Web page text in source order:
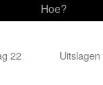
Hoe?
22